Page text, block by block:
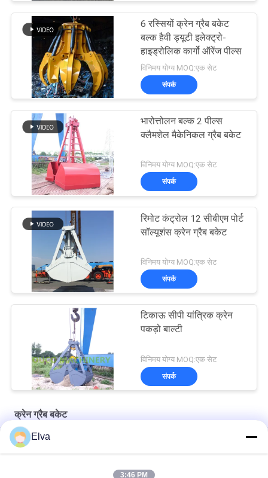
6 रस्सियों क्रेन ग्रैब बकेट
बल्क हैवी ड्यूटी इलेक्ट्रो-
हाइड्रोलिक कार्गो ऑरेंज पील्स
विनिमय योग्य MOQ:एक सेट
संपर्क
भारोत्तोलन बल्क 2 पील्स
क्लैमशेल मैकेनिकल ग्रैब बकेट
विनिमय योग्य MOQ:एक सेट
संपर्क
रिमोट कंट्रोल 12 सीबीएम पोर्ट
सॉल्यूशंस क्रेन ग्रैब बकेट
विनिमय योग्य MOQ:एक सेट
संपर्क
टिकाऊ सीपी यांत्रिक क्रेन
पकड़ो बाल्टी
विनिमय योग्य MOQ:एक सेट
संपर्क
क्रेन ग्रैब बकेट
8m³ वायरलेस रिमोट-नियंत्रित बल्क ग्रैब
Elva
3:46 PM